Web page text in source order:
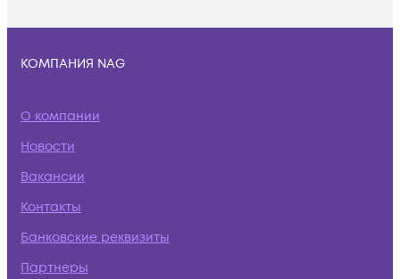
КОМПАНИЯ NAG
О компании
Новости
Вакансии
Контакты
Банковские реквизиты
Партнеры